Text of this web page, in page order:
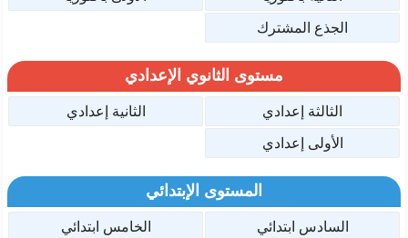
الجذع المشترك
مستوى الثانوي الإعدادي
الثالثة إعدادي
الثانية إعدادي
الأولى إعدادي
المستوى الإبتدائي
السادس ابتدائي
الخامس ابتدائي